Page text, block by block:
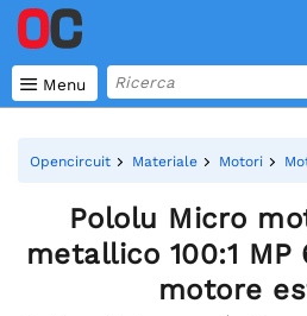
 Menu
Opencircuit Materiale Motori
Pololu Micro
metallico 100:1
motore